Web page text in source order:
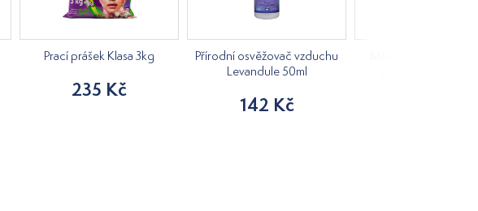
Prací prášek Klasa 3kg
235 Kč
Přírodní osvěžovač vzduchu
Levandule 50ml
142 Kč